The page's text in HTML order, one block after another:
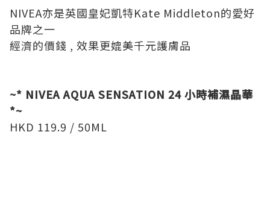
NIVEA亦是英國皇妃凱特Kate Middleton的愛好
品牌之一
經濟的價錢 , 效果更媲美千元護膚品
~* NIVEA AQUA SENSATION 24 小時補濕晶華
*~
HKD 119.9 / 50ML